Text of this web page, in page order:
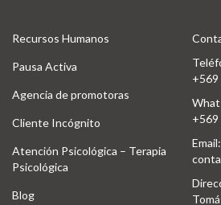
Recursos Humanos
Pausa Activa
Agencia de promotoras
Cliente Incógnito
Atención Psicológica – Terapia
Psicológica
Blog
+569
+569
Email: